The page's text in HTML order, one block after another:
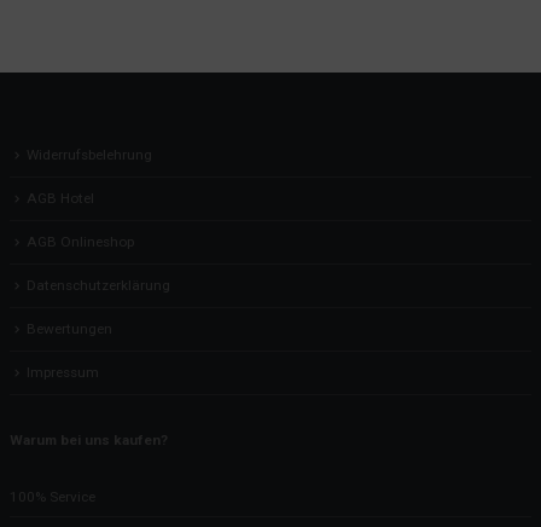
Widerrufsbelehrung
AGB Hotel
AGB Onlineshop
Datenschutzerklärung
Bewertungen
Impressum
Warum bei uns kaufen?
100% Service